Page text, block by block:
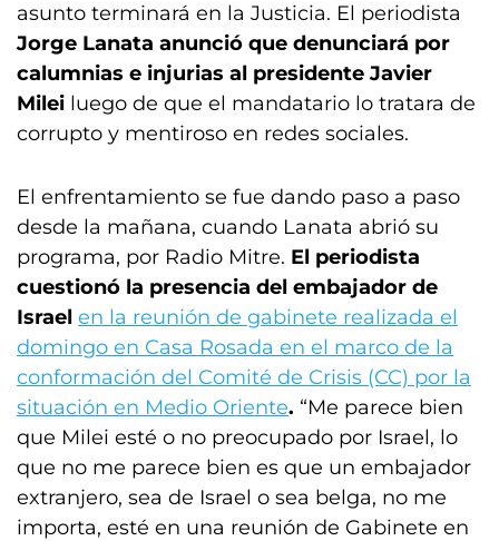
asunto terminará en la Justicia. El periodista
Jorge Lanata anunció que denunciará por
calumnias e injurias al presidente Javier
Milei luego de que el mandatario lo tratara de
corrupto y mentiroso en redes sociales.
El enfrentamiento se fue dando paso a paso
desde la mañana, cuando Lanata abrió su
programa, por Radio Mitre. El periodista
cuestionó la presencia del embajador de
Israel en la reunión de gabinete realizada el
domingo en Casa Rosada en el marco de la
conformación del Comité de Crisis (CC) por la
situación en Medio Oriente. “Me parece bien
que Milei esté o no preocupado por Israel, lo
que no me parece bien es que un embajador
extranjero, sea de Israel o sea belga, no me
importa, esté en una reunión de Gabinete en